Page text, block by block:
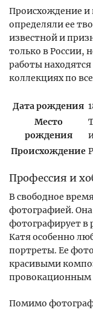
Происхождение и
определяли ее
известной и
только в России,
работы
коллекциях по
Дата рождения
Место
рождения
Происхождение
Профессия и
В свободное
фотографией.
фотографирует в
Катя особенно
портреты. Ее
красивыми
провокационным
Помимо